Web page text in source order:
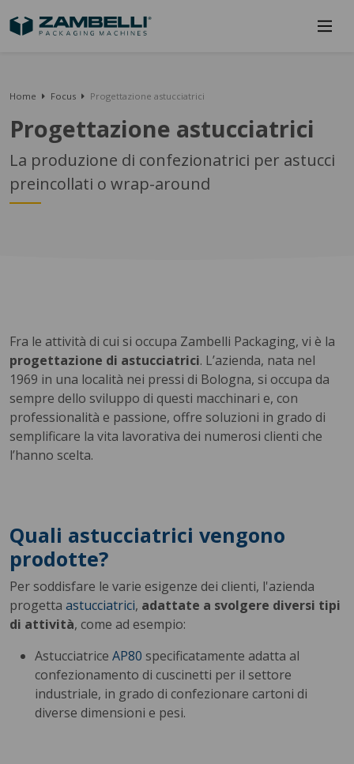
Home Focus Progettazione astucciatrici
Progettazione astucciatrici
La produzione di confezionatrici per astucci
preincollati o wrap-around
Fra le attività di cui si occupa Zambelli Packaging, vi è la
progettazione di astucciatrici. L’azienda, nata nel
1969 in una località nei pressi di Bologna, si occupa da
sempre dello sviluppo di questi macchinari e, con
professionalità e passione, offre soluzioni in grado di
semplificare la vita lavorativa dei numerosi clienti che
l’hanno scelta.
Quali astucciatrici vengono
prodotte?
Per soddisfare le varie esigenze dei clienti, l'azienda
progetta astucciatrici, adattate a svolgere diversi tipi
di attività, come ad esempio:
Astucciatrice AP80 specificatamente adatta al
confezionamento di cuscinetti per il settore
industriale, in grado di confezionare cartoni di
diverse dimensioni e pesi.